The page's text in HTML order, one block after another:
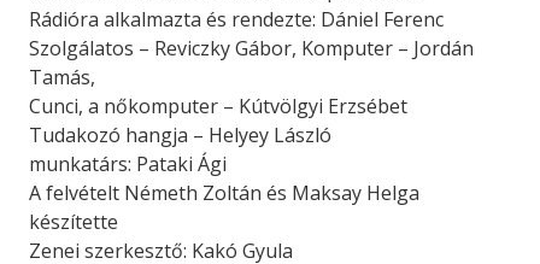
Rádióra alkalmazta és rendezte: Dániel Ferenc
Szolgálatos – Reviczky Gábor, Komputer – Jordán
Tamás,
Cunci, a nőkomputer – Kútvölgyi Erzsébet
Tudakozó hangja – Helyey László
munkatárs: Pataki Ági
A felvételt Németh Zoltán és Maksay Helga
készítette
Zenei szerkesztő: Kakó Gyula